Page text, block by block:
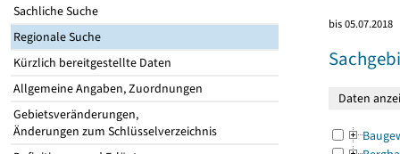
Sachliche Suche
Regionale Suche
Kürzlich bereitgestellte Daten
Allgemeine Angaben, Zuordnungen
Gebietsveränderungen,
Änderungen zum Schlüsselverzeichnis
bis 05.07.2018